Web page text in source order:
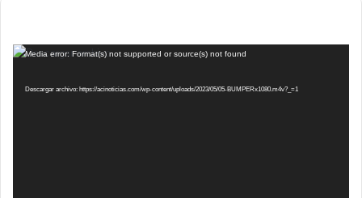
Reproductor
vídeo
Media error: Format(s) not supported or source(s) not found
Descargar archivo: https://acinoticias.com/wp-content/uploads/2023/05/05-BUMPERx1080.m4v?_=1